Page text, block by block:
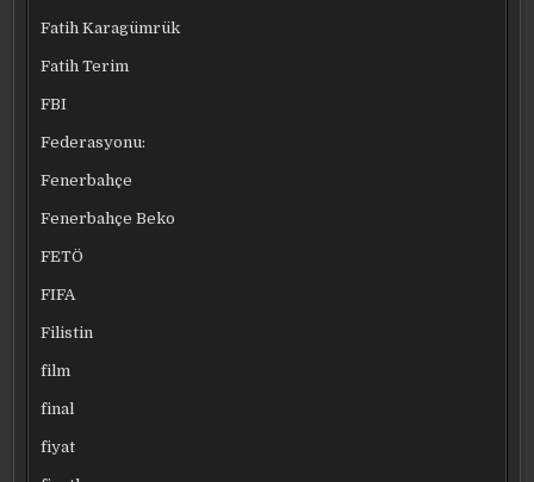
Fatih Karagümrük
Fatih Terim
FBI
Federasyonu:
Fenerbahçe
Fenerbahçe Beko
FETÖ
FIFA
Filistin
film
final
fiyat